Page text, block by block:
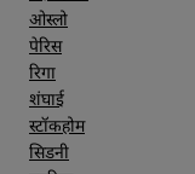
ओस्लो
पेरिस
रिगा
शंघाई
स्टॉकहोम
सिडनी